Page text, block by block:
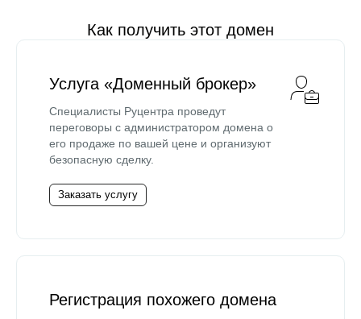
Как получить этот домен
Услуга «Доменный брокер»
Специалисты Руцентра проведут
переговоры с администратором домена о
его продаже по вашей цене и организуют
безопасную сделку.
Заказать услугу
Регистрация похожего домена